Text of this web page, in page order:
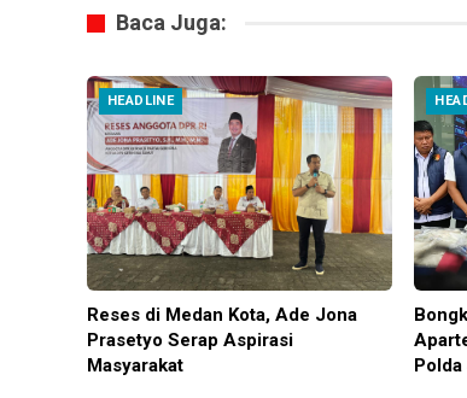
Baca Juga:
HEADLINE
Reses di Medan Kota, Ade Jona
Prasetyo Serap Aspirasi
Masyarakat